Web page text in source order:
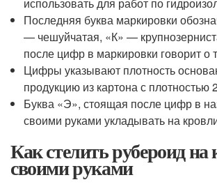
Последняя буква маркировки
— чешуйчатая, «К» —
после цифр в маркировки говорит о
Цифры указывают плотность
продукцию из картона с
Буква «Э», стоящая после цифр в
своими руками укладывать на
Как стелить рубероид
своими руками